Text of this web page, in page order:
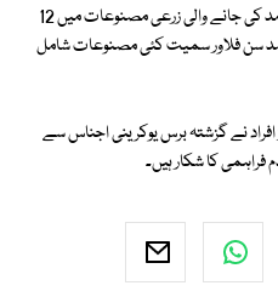
ورلڈ فوڈ پروگرام کے ڈائریکٹر کے مطابق برآمد کی جانے والی زرعی مصنوعات میں 12
15 فیصد کورن آئل اور 50 فیصد سن فلاور سمیت کئی مصنوعات شامل
نے کہا کہ دنیا بھر میں 40 کروڑ افراد نے گزشتہ برس یوکرینی اجناس سے
فراہمی کا شکار ہیں۔